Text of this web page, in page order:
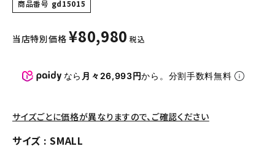
アクセサリー
COLLABORATION BRAND
CONTENTS
商品番号 gd15015
当店特別価格 ¥80,980 税込
なら 月々26,993円から。分割手数料無料
サイズごとに価格が異なりますので、ご確認ください
サイズ SMALL